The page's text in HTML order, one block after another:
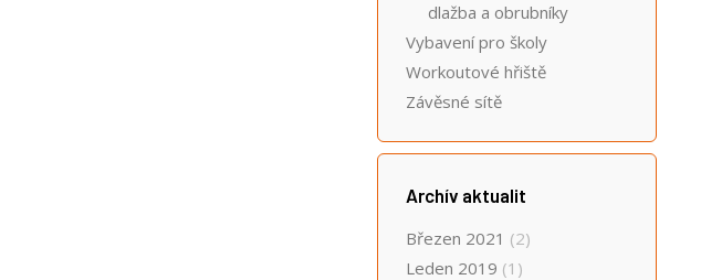
dlažba a obrubníky
Vybavení pro školy
Workoutové hřiště
Závěsné sítě
Archív aktualit
Březen 2021 (2)
Leden 2019 (1)